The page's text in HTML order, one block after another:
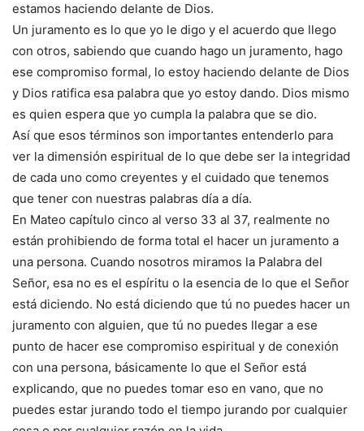
estamos haciendo delante de Dios.
Un juramento es lo que yo le digo y el acuerdo que llego
con otros, sabiendo que cuando hago un juramento, hago
ese compromiso formal, lo estoy haciendo delante de Dios
y Dios ratifica esa palabra que yo estoy dando. Dios mismo
es quien espera que yo cumpla la palabra que se dio.
Así que esos términos son importantes entenderlo para
ver la dimensión espiritual de lo que debe ser la integridad
de cada uno como creyentes y el cuidado que tenemos
que tener con nuestras palabras día a día.
En Mateo capítulo cinco al verso 33 al 37, realmente no
están prohibiendo de forma total el hacer un juramento a
una persona. Cuando nosotros miramos la Palabra del
Señor, esa no es el espíritu o la esencia de lo que el Señor
está diciendo. No está diciendo que tú no puedes hacer un
juramento con alguien, que tú no puedes llegar a ese
punto de hacer ese compromiso espiritual y de conexión
con una persona, básicamente lo que el Señor está
explicando, que no puedes tomar eso en vano, que no
puedes estar jurando todo el tiempo jurando por cualquier